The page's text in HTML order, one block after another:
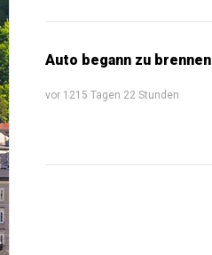
Auto begann zu brennen
vor 1215 Tagen 22 Stunden